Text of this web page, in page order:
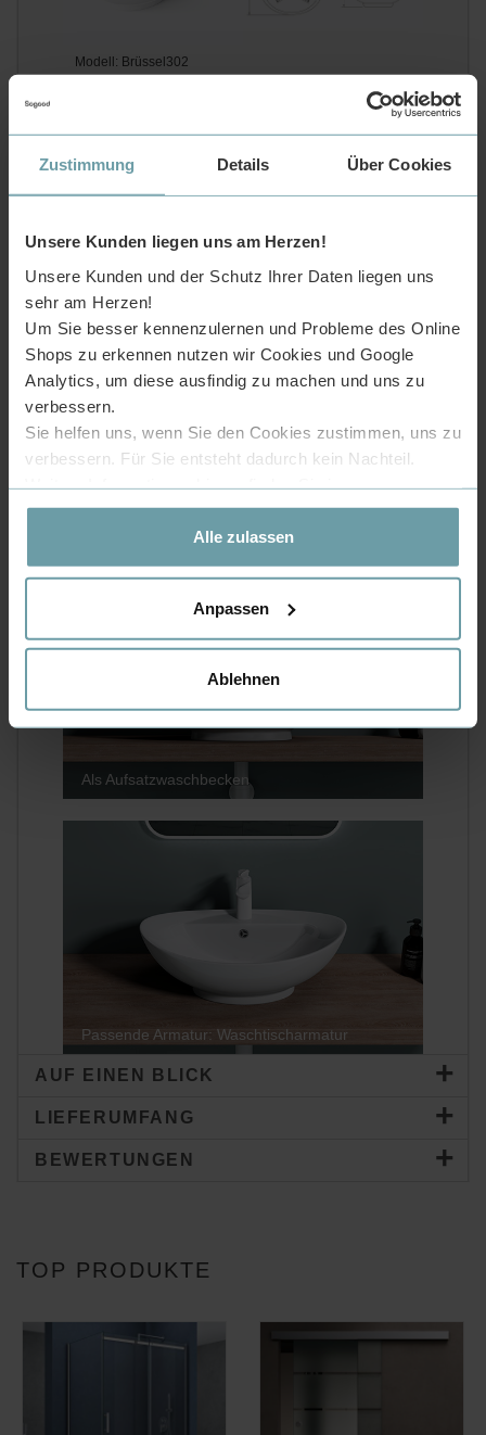
Zustimmung Details Über Cookies
Unsere Kunden liegen uns am Herzen!
Unsere Kunden und der Schutz Ihrer Daten liegen uns
sehr am Herzen!
Um Sie besser kennenzulernen und Probleme des Online
Shops zu erkennen nutzen wir Cookies und Google
Analytics, um diese ausfindig zu machen und uns zu
verbessern.
Sie helfen uns, wenn Sie den Cookies zustimmen, uns zu
verbessern. Für Sie entsteht dadurch kein Nachteil.
Datenschutzerklärung.
Alle zulassen
Anpassen
Ablehnen
Modell: Brüssel302
Material: Keramik
Produktmaße: 590 × 390 × 210mm
Farbe: glänzend weiß
Lieferumfang: 1 × Waschbecken(ohne Armatur
Dekoartikel)
Lieferung nach Deutschland, Österreich, Frankreich und
Belgien. Eine Selbstabholung bei uns im Lager ist
während unserer Öffnungszeiten möglich.
Als Aufsatzwaschbecken
Passende Armatur: Waschtischarmatur
AUF EINEN BLICK
LIEFERUMFANG
BEWERTUNGEN
TOP PRODUKTE